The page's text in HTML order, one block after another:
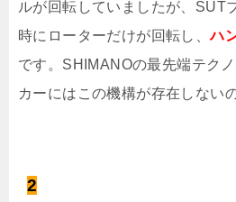
ルが回転していましたが、SUT
時にローターだけが回転し、ハ
です。SHIMANOの最先端テク
カーにはこの機構が存在しない
2